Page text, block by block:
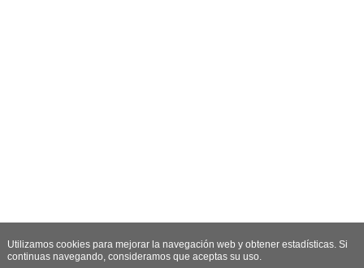
Utilizamos cookies para mejorar la navegación web y obtener estadísticas. Si
continuas navegando, consideramos que aceptas su uso.